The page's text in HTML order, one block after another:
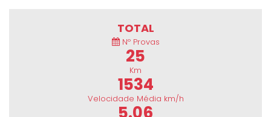
TOTAL
Nº Provas
25
Km
1534
Velocidade Média km/h